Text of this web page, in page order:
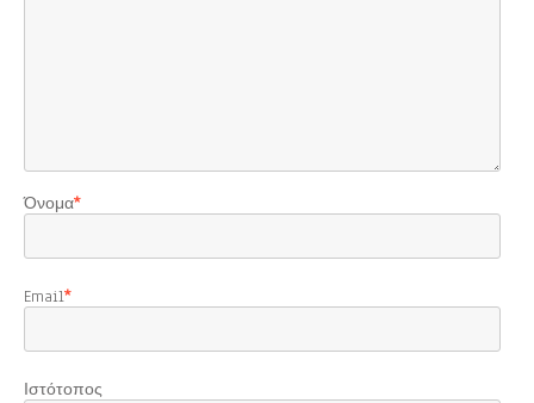
Όνομα*
Email*
Ιστότοπος